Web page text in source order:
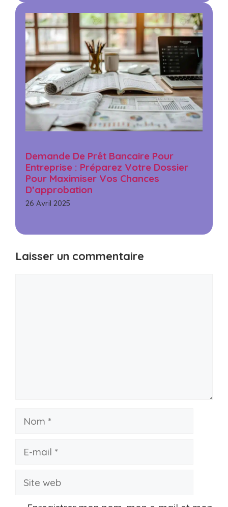
Demande De Prêt Bancaire Pour
Entreprise : Préparez Votre Dossier
Pour Maximiser Vos Chances
D’approbation
26 Avril 2025
Laisser un commentaire